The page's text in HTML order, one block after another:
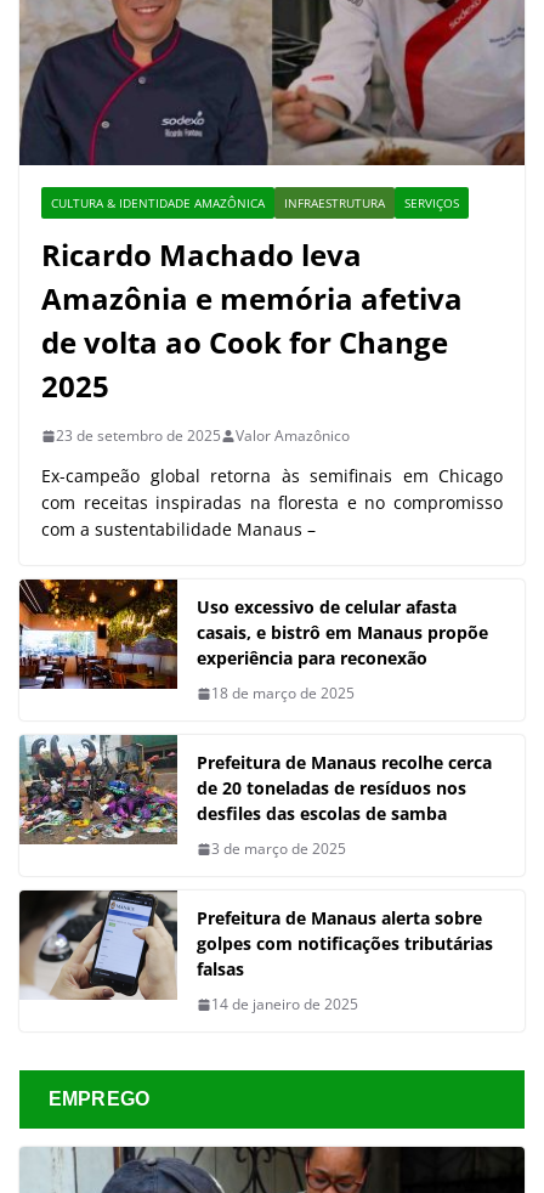
CULTURA & IDENTIDADE AMAZÔNICA INFRAESTRUTURA SERVIÇOS
Ricardo Machado leva
Amazônia e memória afetiva
de volta ao Cook for Change
2025
23 de setembro de 2025 Valor Amazônico
Ex-campeão global retorna às semifinais em Chicago
com receitas inspiradas na floresta e no compromisso
com a sustentabilidade Manaus –
Uso excessivo de celular afasta
casais, e bistrô em Manaus propõe
experiência para reconexão
18 de março de 2025
Prefeitura de Manaus recolhe cerca
de 20 toneladas de resíduos nos
desfiles das escolas de samba
3 de março de 2025
Prefeitura de Manaus alerta sobre
golpes com notificações tributárias
falsas
14 de janeiro de 2025
EMPREGO